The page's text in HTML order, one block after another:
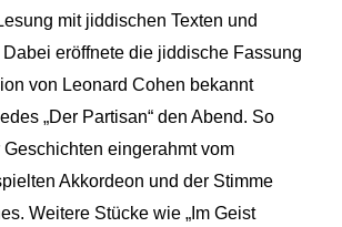
mit jiddischen Texten und
eröffnete die jiddische Fassung
von Leonard Cohen bekannt
„Der Partisan“ den Abend. So
eingerahmt vom
Akkordeon und der Stimme
Weitere Stücke wie „Im Geist